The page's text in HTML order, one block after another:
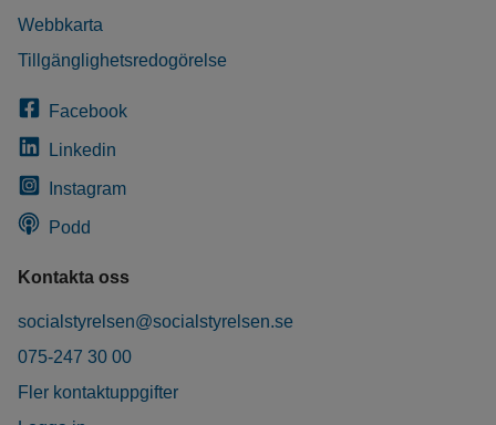
Webbkarta
Tillgänglighetsredogörelse
Facebook
Linkedin
Instagram
Podd
Kontakta oss
socialstyrelsen@socialstyrelsen.se
075-247 30 00
Fler kontaktuppgifter